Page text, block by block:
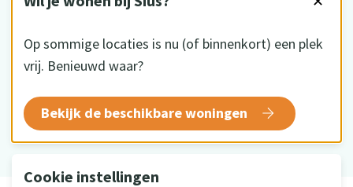
Op sommige locaties is nu (of binnenkort) een plek
vrij. Benieuwd waar?
Bekijk de beschikbare woningen
Cookie instellingen
HKZ gecertificeerd